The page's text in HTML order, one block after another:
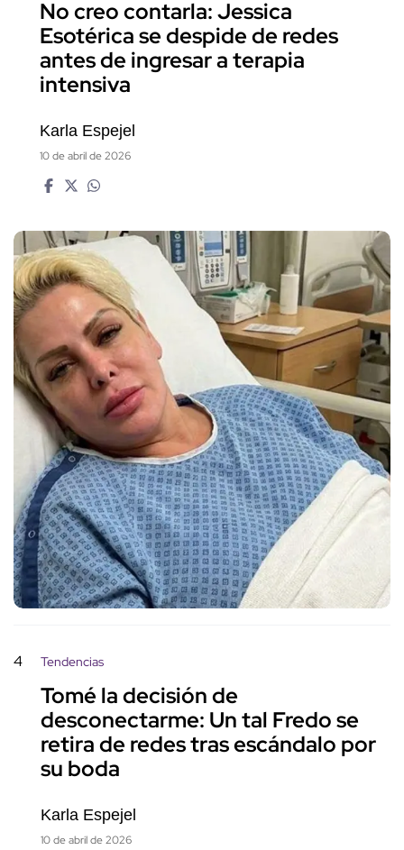
No creo contarla: Jessica
Esotérica se despide de redes
antes de ingresar a terapia
intensiva
Karla Espejel
10 de abril de 2026
4 Tendencias
Tomé la decisión de
desconectarme: Un tal Fredo se
retira de redes tras escándalo por
su boda
Karla Espejel
10 de abril de 2026